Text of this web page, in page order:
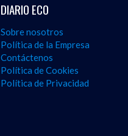
DIARIO ECO
Sobre nosotros
Política de la Empresa
Contáctenos
Política de Cookies
Política de Privacidad